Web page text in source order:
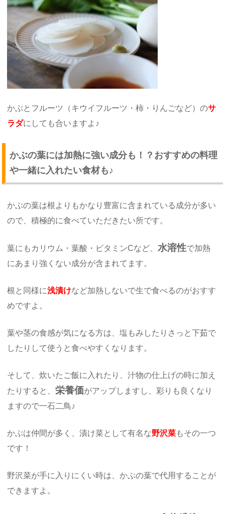
かぶとフルーツ（キウイフルーツ・柿・りんごなど）のサ
ラダにしても合いますよ♪
かぶの葉には加熱に強い成分も！？おすすめの料理
や一緒に入れたい食材も♪
かぶの葉は根よりもかなり豊富に含まれている成分が多い
ので、積極的に食べていただきたい所です。
葉にもカリウム・葉酸・ビタミンCなど、 水溶性で加熱
にあまり強くない成分が含まれてます。
根と同様に浅漬けなど加熱しないで生で食べるのがおすす
めですよ。
葉や茎の食感が気になる方は、塩もみしたりさっと下茹で
したりして使うと食べやすくなります。
そして、炊いたご飯に入れたり、汁物の仕上げの時に加え
たりすると、栄養価がアップしますし、彩りも良くなり
ますので一石二鳥♪
かぶは仲間が多く、漬け菜として有名な野沢菜もその一つ
です！
野沢菜が手に入りにくい時は、かぶの葉で代用することが
できますよ。